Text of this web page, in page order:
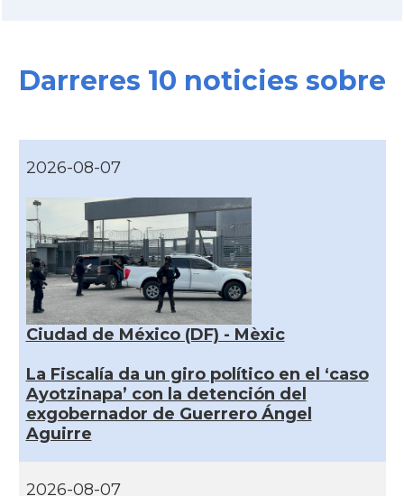
Darreres 10 noticies sobre
2026-08-07
Ciudad de México (DF) - Mèxic
La Fiscalía da un giro político en el ‘caso
Ayotzinapa’ con la detención del
exgobernador de Guerrero Ángel
Aguirre
2026-08-07